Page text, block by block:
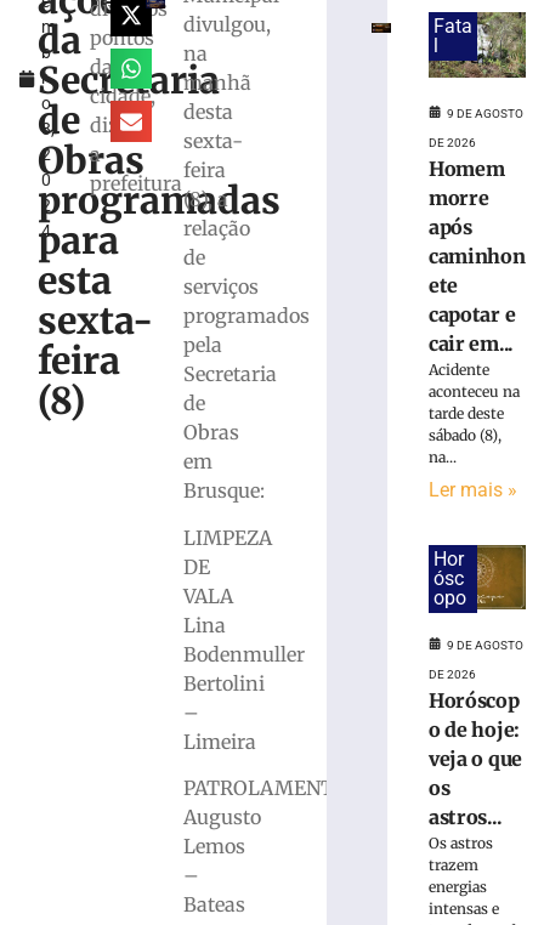
m
b
r
o
8,
2
0
2
4
da
Secretaria
de
Obras
programadas
para
esta
sexta-
feira
(8)
diversos
pontos
da
cidade,
diz
a
prefeitura
divulgou,
na
manhã
desta
sexta-
feira
(8), a
relação
de
serviços
programados
pela
Secretaria
de
Obras
em
Brusque:
LIMPEZA
DE
VALA
Lina
Bodenmuller
Bertolini
–
Limeira
PATROLAMENTO
Augusto
Lemos
–
Bateas
funcionar
em
celulares
Android
antigos;
verificar
VÍDEO:
Guarda
Brusque
aniversário
reforça
proximidade
comunidade
Fata
9 DE AGOSTO
DE 2026
Homem
morre
após
caminhon
ete
capotar e
cair em...
Acidente
aconteceu na
tarde deste
sábado (8),
na...
Ler mais »
Hor
ósc
opo
9 DE AGOSTO
DE 2026
Horóscop
o de hoje:
veja o que
os
astros...
Os astros
trazem
energias
intensas e